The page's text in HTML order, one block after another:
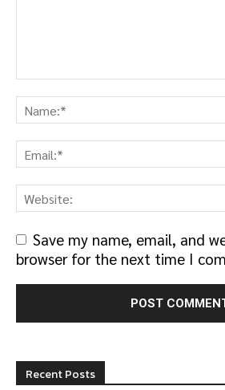
Save my name, email, and
browser for the next time I
Recent Posts